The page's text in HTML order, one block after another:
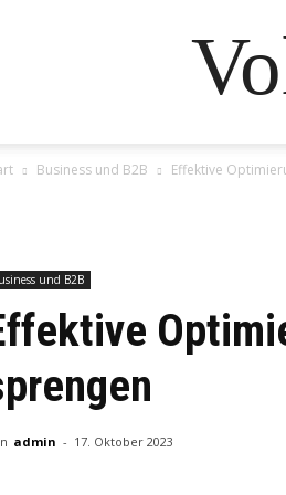
Business und B2B Effektive
und B2B
admin - 17. Oktober 2023